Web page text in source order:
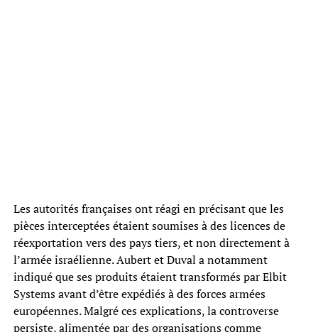
Les autorités françaises ont réagi en précisant que les
pièces interceptées étaient soumises à des licences de
réexportation vers des pays tiers, et non directement à
l’armée israélienne. Aubert et Duval a notamment
indiqué que ses produits étaient transformés par Elbit
Systems avant d’être expédiés à des forces armées
européennes. Malgré ces explications, la controverse
persiste, alimentée par des organisations comme